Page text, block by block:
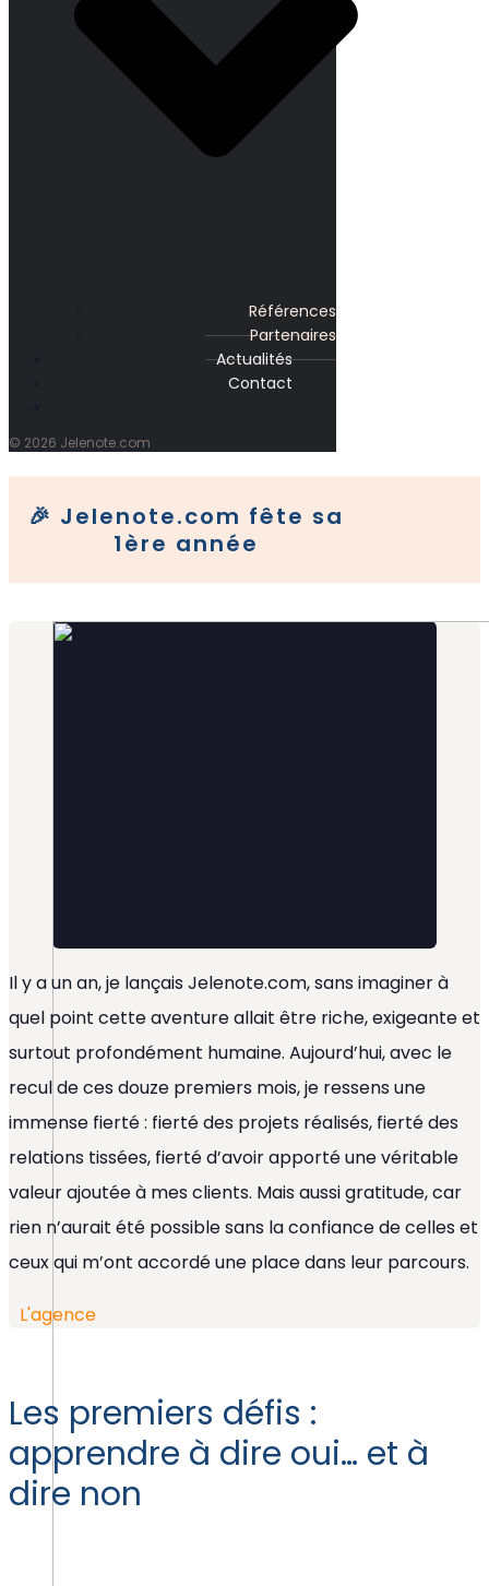
Références
Partenaires
Actualités
Contact
© 2026 Jelenote.com
🎉 Jelenote.com fête sa
1ère année
Il y a un an, je lançais Jelenote.com, sans imaginer à
quel point cette aventure allait être riche, exigeante et
surtout profondément humaine. Aujourd’hui, avec le
recul de ces douze premiers mois, je ressens une
immense fierté : fierté des projets réalisés, fierté des
relations tissées, fierté d’avoir apporté une véritable
valeur ajoutée à mes clients. Mais aussi gratitude, car
rien n’aurait été possible sans la confiance de celles et
ceux qui m’ont accordé une place dans leur parcours.
L'agence
Les premiers défis :
apprendre à dire oui… et à
dire non